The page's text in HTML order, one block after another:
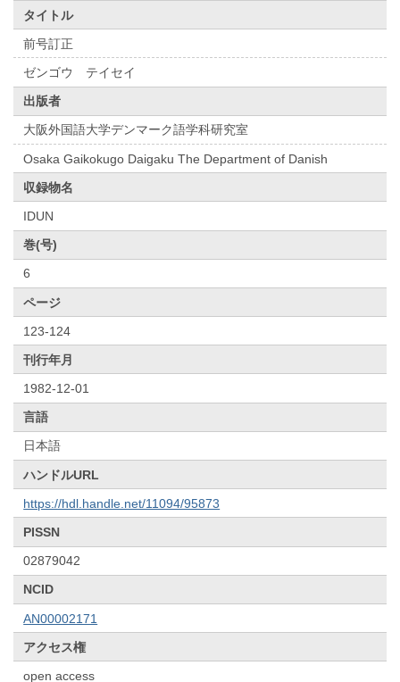
タイトル
前号訂正
ゼンゴウ テイセイ
出版者
大阪外国語大学デンマーク語学科研究室
Osaka Gaikokugo Daigaku The Department of Danish
収録物名
IDUN
巻(号)
6
ページ
123-124
刊行年月
1982-12-01
言語
日本語
ハンドルURL
https://hdl.handle.net/11094/95873
PISSN
02879042
NCID
AN00002171
アクセス権
open access